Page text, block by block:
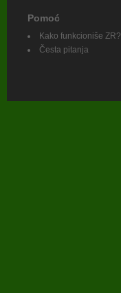
Pomoć
Kako funkcioniše ZR?
Česta pitanja